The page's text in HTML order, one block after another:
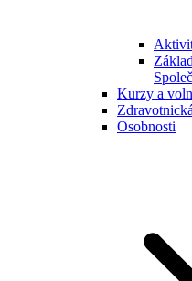
Kurzy a
Osobnosti